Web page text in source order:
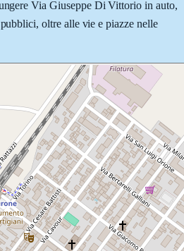
Via Giuseppe Di Vittorio in auto,
oltre alle vie e piazze nelle